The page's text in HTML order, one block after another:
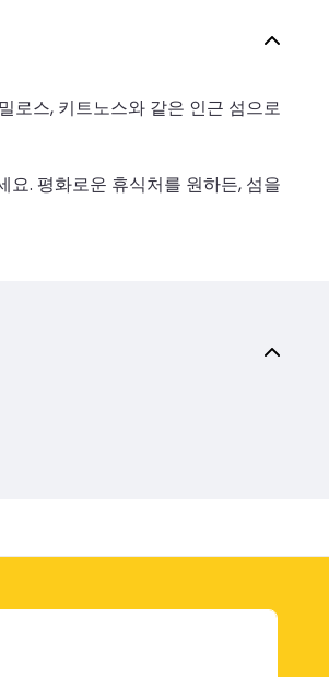
로스, 키트노스와 같은 인근 섬으로
. 평화로운 휴식처를 원하든, 섬을